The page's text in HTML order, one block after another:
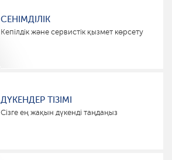
СЕНІМДІЛІК
Кепілдік және сервистік қызмет көрсету
ДҮКЕНДЕР ТІЗІМІ
Сізге ең жақын дүкенді таңдаңыз